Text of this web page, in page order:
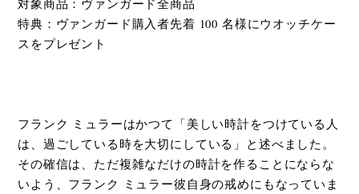
対象商品：ヴァンガード全商品
特典：ヴァンガード購入者先着 100 名様にウオッチケー
スをプレゼント
フランク ミュラーはかつて「美しい時計をつけている人
は、過ごしている時を大切にしている」と述べました。
その確信は、ただ複雑なだけの時計を作ることにならな
いよう、フランク ミュラー彼自身の戒めにもなっていま